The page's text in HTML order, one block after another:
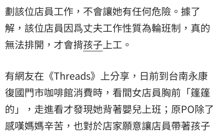
劃該位店員工作，不會讓她有任何危險。據了
解，該位店員因爲丈夫工作性質為輪班制，真的
無法排開，才會揹孩子 上工。
有網友在《Threads》上分享，日前到台南永康
復國門市咖啡館消費時，看間女店員胸前「篷篷
的」，走進看才發現她背著嬰兒上班；原PO除了
感嘆媽媽辛苦，也對於店家願意讓店員帶著孩子